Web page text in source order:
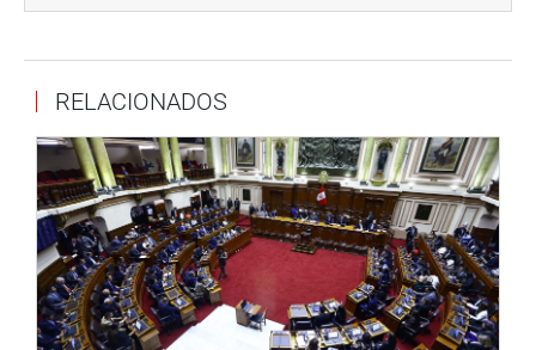
plantas de tratamiento de agua El Arenal en Paita y
para consumo humano. Fue aprobado en primera
La sesión plenaria se suspendió a las 10:30 de la noche y
continuará mañana a partir de las 10 de la mañana.
OFICINA DE COMUNICACIONES
RELACIONADOS